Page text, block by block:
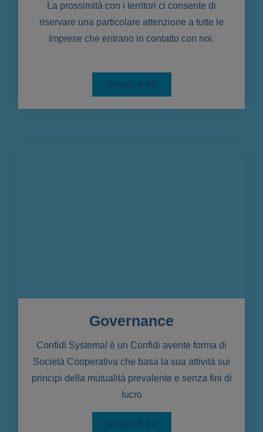
Governance
Confidi Systema! è un Confidi avente forma di
Società Cooperativa che basa la sua attività sui
principi della mutualità prevalente e senza fini di
lucro
Scopri di pù
La prossimità con i territori ci consente di
riservare una particolare attenzione a tutte le
Imprese che entrano in contatto con noi.
Scopri di pù